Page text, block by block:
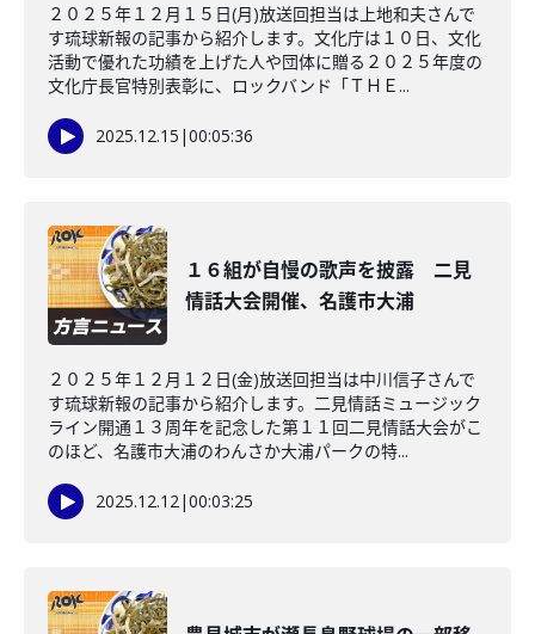
２０２５年１２月１５日(月)放送回担当は上地和夫さんで
す琉球新報の記事から紹介します。文化庁は１０日、文化
活動で優れた功績を上げた人や団体に贈る２０２５年度の
文化庁長官特別表彰に、ロックバンド「ＴＨＥ...
2025.12.15 |00:05:36
１６組が自慢の歌声を披露 二見
情話大会開催、名護市大浦
２０２５年１２月１２日(金)放送回担当は中川信子さんで
す琉球新報の記事から紹介します。二見情話ミュージック
ライン開通１３周年を記念した第１１回二見情話大会がこ
のほど、名護市大浦のわんさか大浦パークの特...
2025.12.12|00:03:25